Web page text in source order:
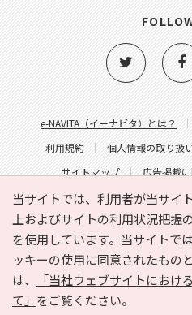
当サイトでは、利用者が当サイ
上およびサイトの利用状況把握
を使用しています。当サイトで
ッキーの使用に同意されたもの
は、
「当社ウェブサイトにお
て」 をご覧ください。
e-NAVITA（イーナビタ）とは？
利用規約
個人情報の取り扱
サイトマップ
広告掲載
サイトの内容に関
Copyright ©